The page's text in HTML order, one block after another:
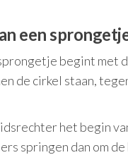
een
begint met
de cirkel staan,
het begin
springen dan om